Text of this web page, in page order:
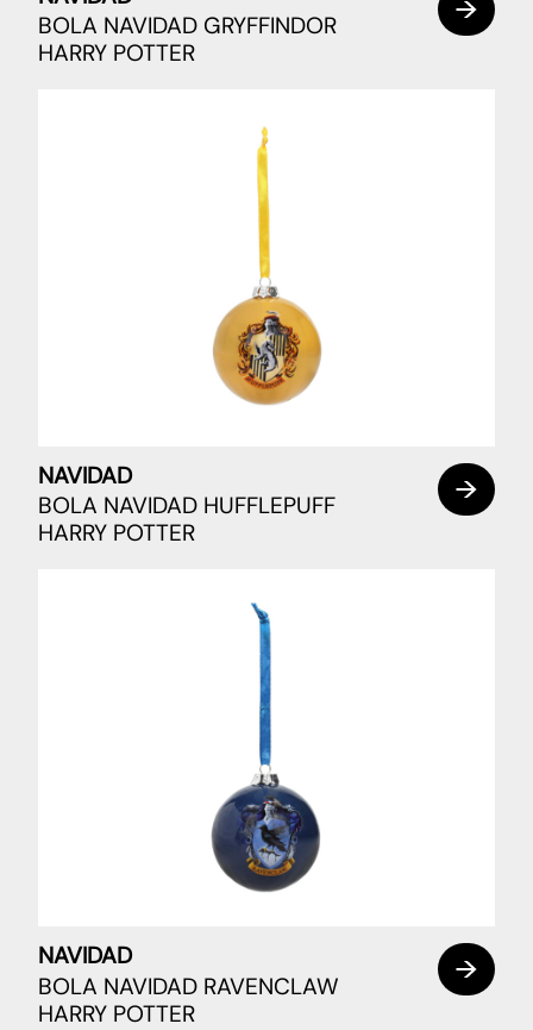
BOLA NAVIDAD GRYFFINDOR
HARRY POTTER
NAVIDAD
BOLA NAVIDAD HUFFLEPUFF
HARRY POTTER
NAVIDAD
BOLA NAVIDAD RAVENCLAW
HARRY POTTER